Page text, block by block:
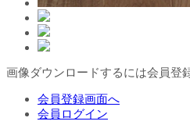
画像ダウンロードするには会員登
会員登録画面へ
会員ログイン